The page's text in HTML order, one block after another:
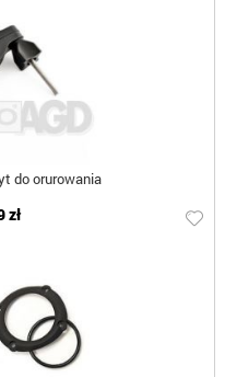
do orurowania
zł